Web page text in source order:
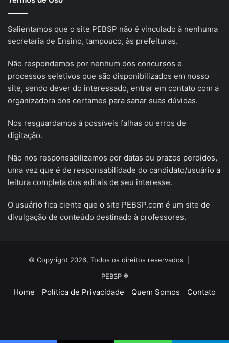
Salientamos que o site PEBSP não é vinculado à nenhuma
secretaria de Ensino, tampouco, às prefeituras.
Não respondemos por nenhum dos concursos e
processos seletivos que são disponibilizados em nosso
site, sendo dever do interessado, entrar em contato com a
organizadora dos certames para sanar suas dúvidas.
Nos resguardamos à possíveis falhas ou erros de
digitação.
Não nos responsabilizamos por datas ou prazos perdidos,
uma vez que é de responsabilidade do candidato/usuário a
leitura completa dos editais de seu interesse.
O usuário fica ciente que o site PEBSP.com é um site de
divulgação de conteúdo destinado à professores.
© Copyright 2026, Todos os direitos reservados |
PEBSP ®
Home Política de Privacidade Quem Somos Contato